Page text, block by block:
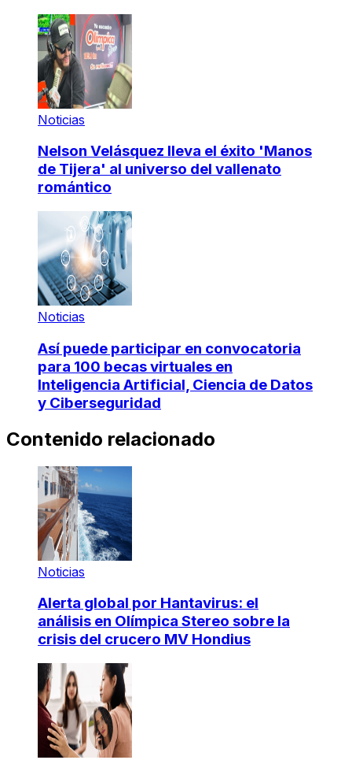
Noticias
Nelson Velásquez lleva el éxito 'Manos
de Tijera' al universo del vallenato
romántico
Noticias
Así puede participar en convocatoria
para 100 becas virtuales en
Inteligencia Artificial, Ciencia de Datos
y Ciberseguridad
Contenido relacionado
Noticias
Alerta global por Hantavirus: el
análisis en Olímpica Stereo sobre la
crisis del crucero MV Hondius